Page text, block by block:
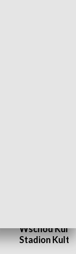
Wschód
Stadion